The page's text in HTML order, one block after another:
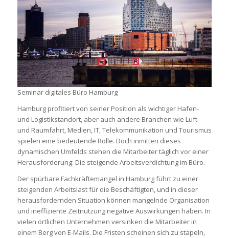
Seminar digitales Büro Hamburg
Hamburg profitiert von seiner Position als wichtiger Hafen-
und Logistikstandort, aber auch andere Branchen wie Luft-
und Raumfahrt, Medien, IT, Telekommunikation und Tourismus
spielen eine bedeutende Rolle. Doch inmitten dieses
dynamischen Umfelds stehen die Mitarbeiter täglich vor einer
Herausforderung: Die steigende Arbeitsverdichtung im Büro.
Der spürbare Fachkräftemangel in Hamburg führt zu einer
steigenden Arbeitslast für die Beschäftigten, und in dieser
herausfordernden Situation können mangelnde Organisation
und ineffiziente Zeitnutzung negative Auswirkungen haben. In
vielen örtlichen Unternehmen versinken die Mitarbeiter in
einem Berg von E-Mails. Die Fristen scheinen sich zu stapeln,